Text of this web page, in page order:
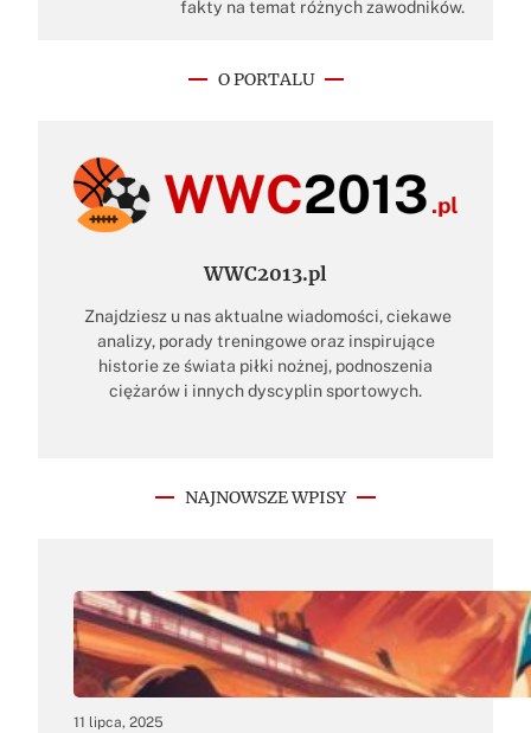
fakty na temat różnych zawodników.
O PORTALU
WWC2013.pl
Znajdziesz u nas aktualne wiadomości, ciekawe
analizy, porady treningowe oraz inspirujące
historie ze świata piłki nożnej, podnoszenia
ciężarów i innych dyscyplin sportowych.
NAJNOWSZE WPISY
11 lipca, 2025